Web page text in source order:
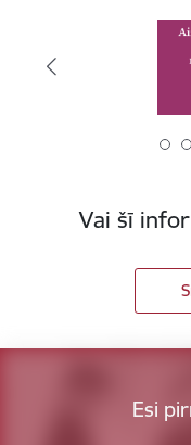
Vai šī
Esi